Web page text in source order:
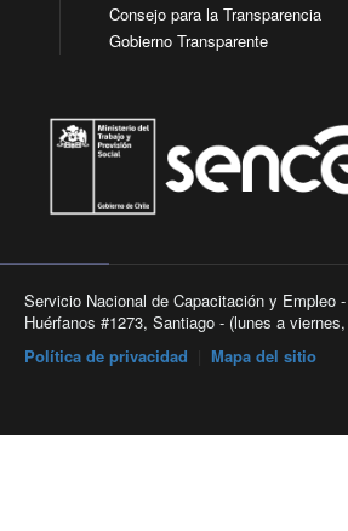
Consejo para la Transparencia
Gobierno Transparente
Servicio Nacional de Capacitación y Empleo
Huérfanos #1273, Santiago - (lunes a
Política de privacidad
Mapa del sitio